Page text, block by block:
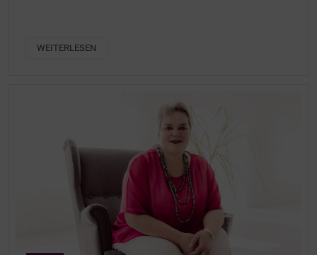
WEITERLESEN